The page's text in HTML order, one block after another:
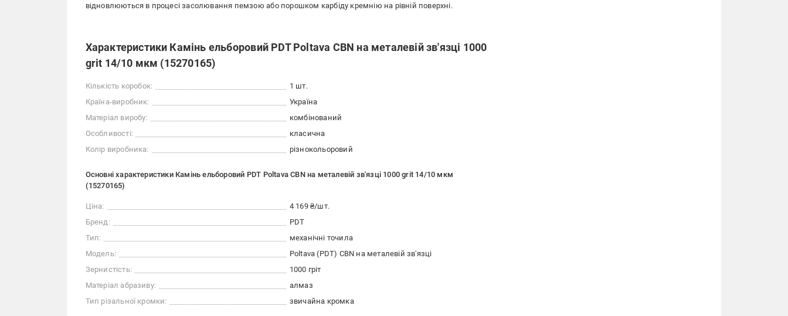
відновлюються в процесі засолювання пемзою або порошком карбіду кремнію на рівній поверхні.
Характеристики Камінь ельборовий PDT Poltava CBN на металевій зв'язці 1000
grit 14/10 мкм (15270165)
Кількість коробок:
1 шт.
Країна-виробник:
Україна
Матеріал виробу:
комбінований
Особливості:
класична
Колір виробника:
різнокольоровий
Основні характеристики Камінь ельборовий PDT Poltava CBN на металевій зв'язці 1000 grit 14/10 мкм
(15270165)
Ціна:
4 169 ₴/шт.
Бренд:
PDT
Тип:
механічні точила
Модель:
Poltava (PDT) CBN на металевій зв'язці
Зернистість:
1000 гріт
Матеріал абразиву:
алмаз
Тип різальної кромки:
звичайна кромка